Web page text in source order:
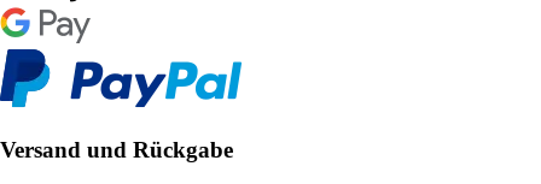
Versand und Rückgabe